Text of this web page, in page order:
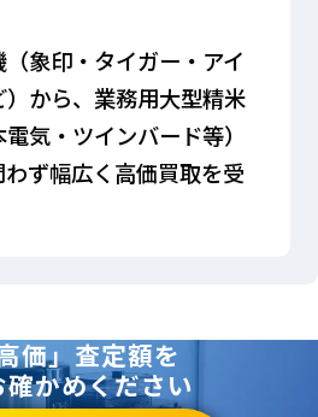
象印・タイガー・アイ
）から、業務用大型精米
気・ツインバード等）
ず幅広く高価買取を受
価」査定額を
かめください